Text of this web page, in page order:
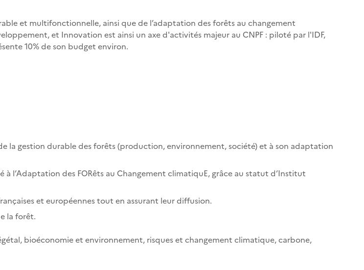
et multifonctionnelle, ainsi que de l’adaptation des forêts au changement
et Innovation est ainsi un axe d'activités majeur au CNPF : piloté par l'IDF,
10% de son budget environ.
la gestion durable des forêts (production, environnement, société) et à son adaptation
à l’Adaptation des FORêts au Changement climatiquE, grâce au statut d’Institut
et européennes tout en assurant leur diffusion.
la forêt.
bioéconomie et environnement, risques et changement climatique, carbone,